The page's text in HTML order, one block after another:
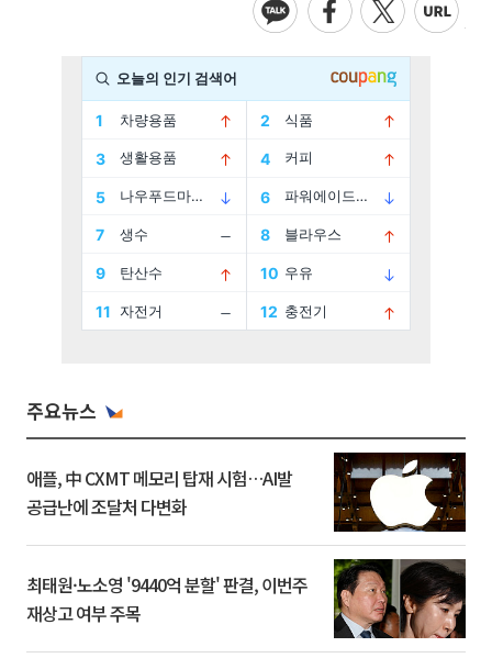
주요뉴스
애플, 中 CXMT 메모리 탑재 시험…AI발
공급난에 조달처 다변화
최태원·노소영 '9440억 분할' 판결, 이번주
재상고 여부 주목